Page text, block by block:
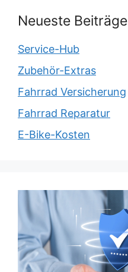
Neueste Beiträge
Service-Hub
Zubehör-Extras
Fahrrad Versicherung
Fahrrad Reparatur
E-Bike-Kosten